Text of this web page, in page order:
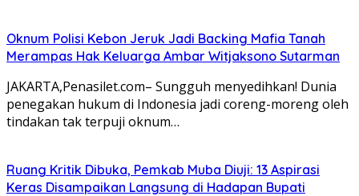
Oknum Polisi Kebon Jeruk Jadi Backing Mafia Tanah
Merampas Hak Keluarga Ambar Witjaksono Sutarman
JAKARTA,Penasilet.com– Sungguh menyedihkan! Dunia
penegakan hukum di Indonesia jadi coreng-moreng oleh
tindakan tak terpuji oknum…
Ruang Kritik Dibuka, Pemkab Muba Diuji: 13 Aspirasi
Keras Disampaikan Langsung di Hadapan Bupati